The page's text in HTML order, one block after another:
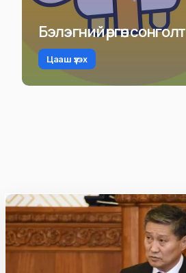
Бэлэгний өргөн сонголт
Цааш үзэх